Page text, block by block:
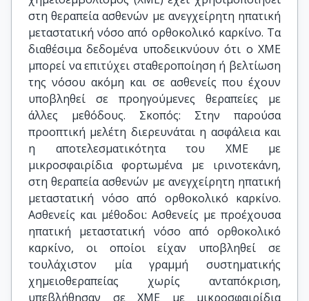
στη θεραπεία ασθενών με ανεγχείρητη ηπατική
μεταστατική νόσο από ορθοκολικό καρκίνο. Τα
διαθέσιμα δεδομένα υποδεικνύουν ότι ο ΧΜΕ
μπορεί να επιτύχει σταθεροποίηση ή βελτίωση
της νόσου ακόμη και σε ασθενείς που έχουν
υποβληθεί σε προηγούμενες θεραπείες με
άλλες μεθόδους. Σκοπός: Στην παρούσα
προοπτική μελέτη διερευνάται η ασφάλεια και
η αποτελεσματικότητα του ΧΜΕ με
μικροσφαιρίδια φορτωμένα με ιρινοτεκάνη,
στη θεραπεία ασθενών με ανεγχείρητη ηπατική
μεταστατική νόσο από ορθοκολικό καρκίνο.
Ασθενείς και μέθοδοι: Ασθενείς με προέχουσα
ηπατική μεταστατική νόσο από ορθοκολικό
καρκίνο, οι οποίοι είχαν υποβληθεί σε
τουλάχιστον μία γραμμή συστηματικής
χημειοθεραπείας χωρίς ανταπόκριση,
υπεβλήθησαν σε ΧΜΕ με μικροσφαιρίδια